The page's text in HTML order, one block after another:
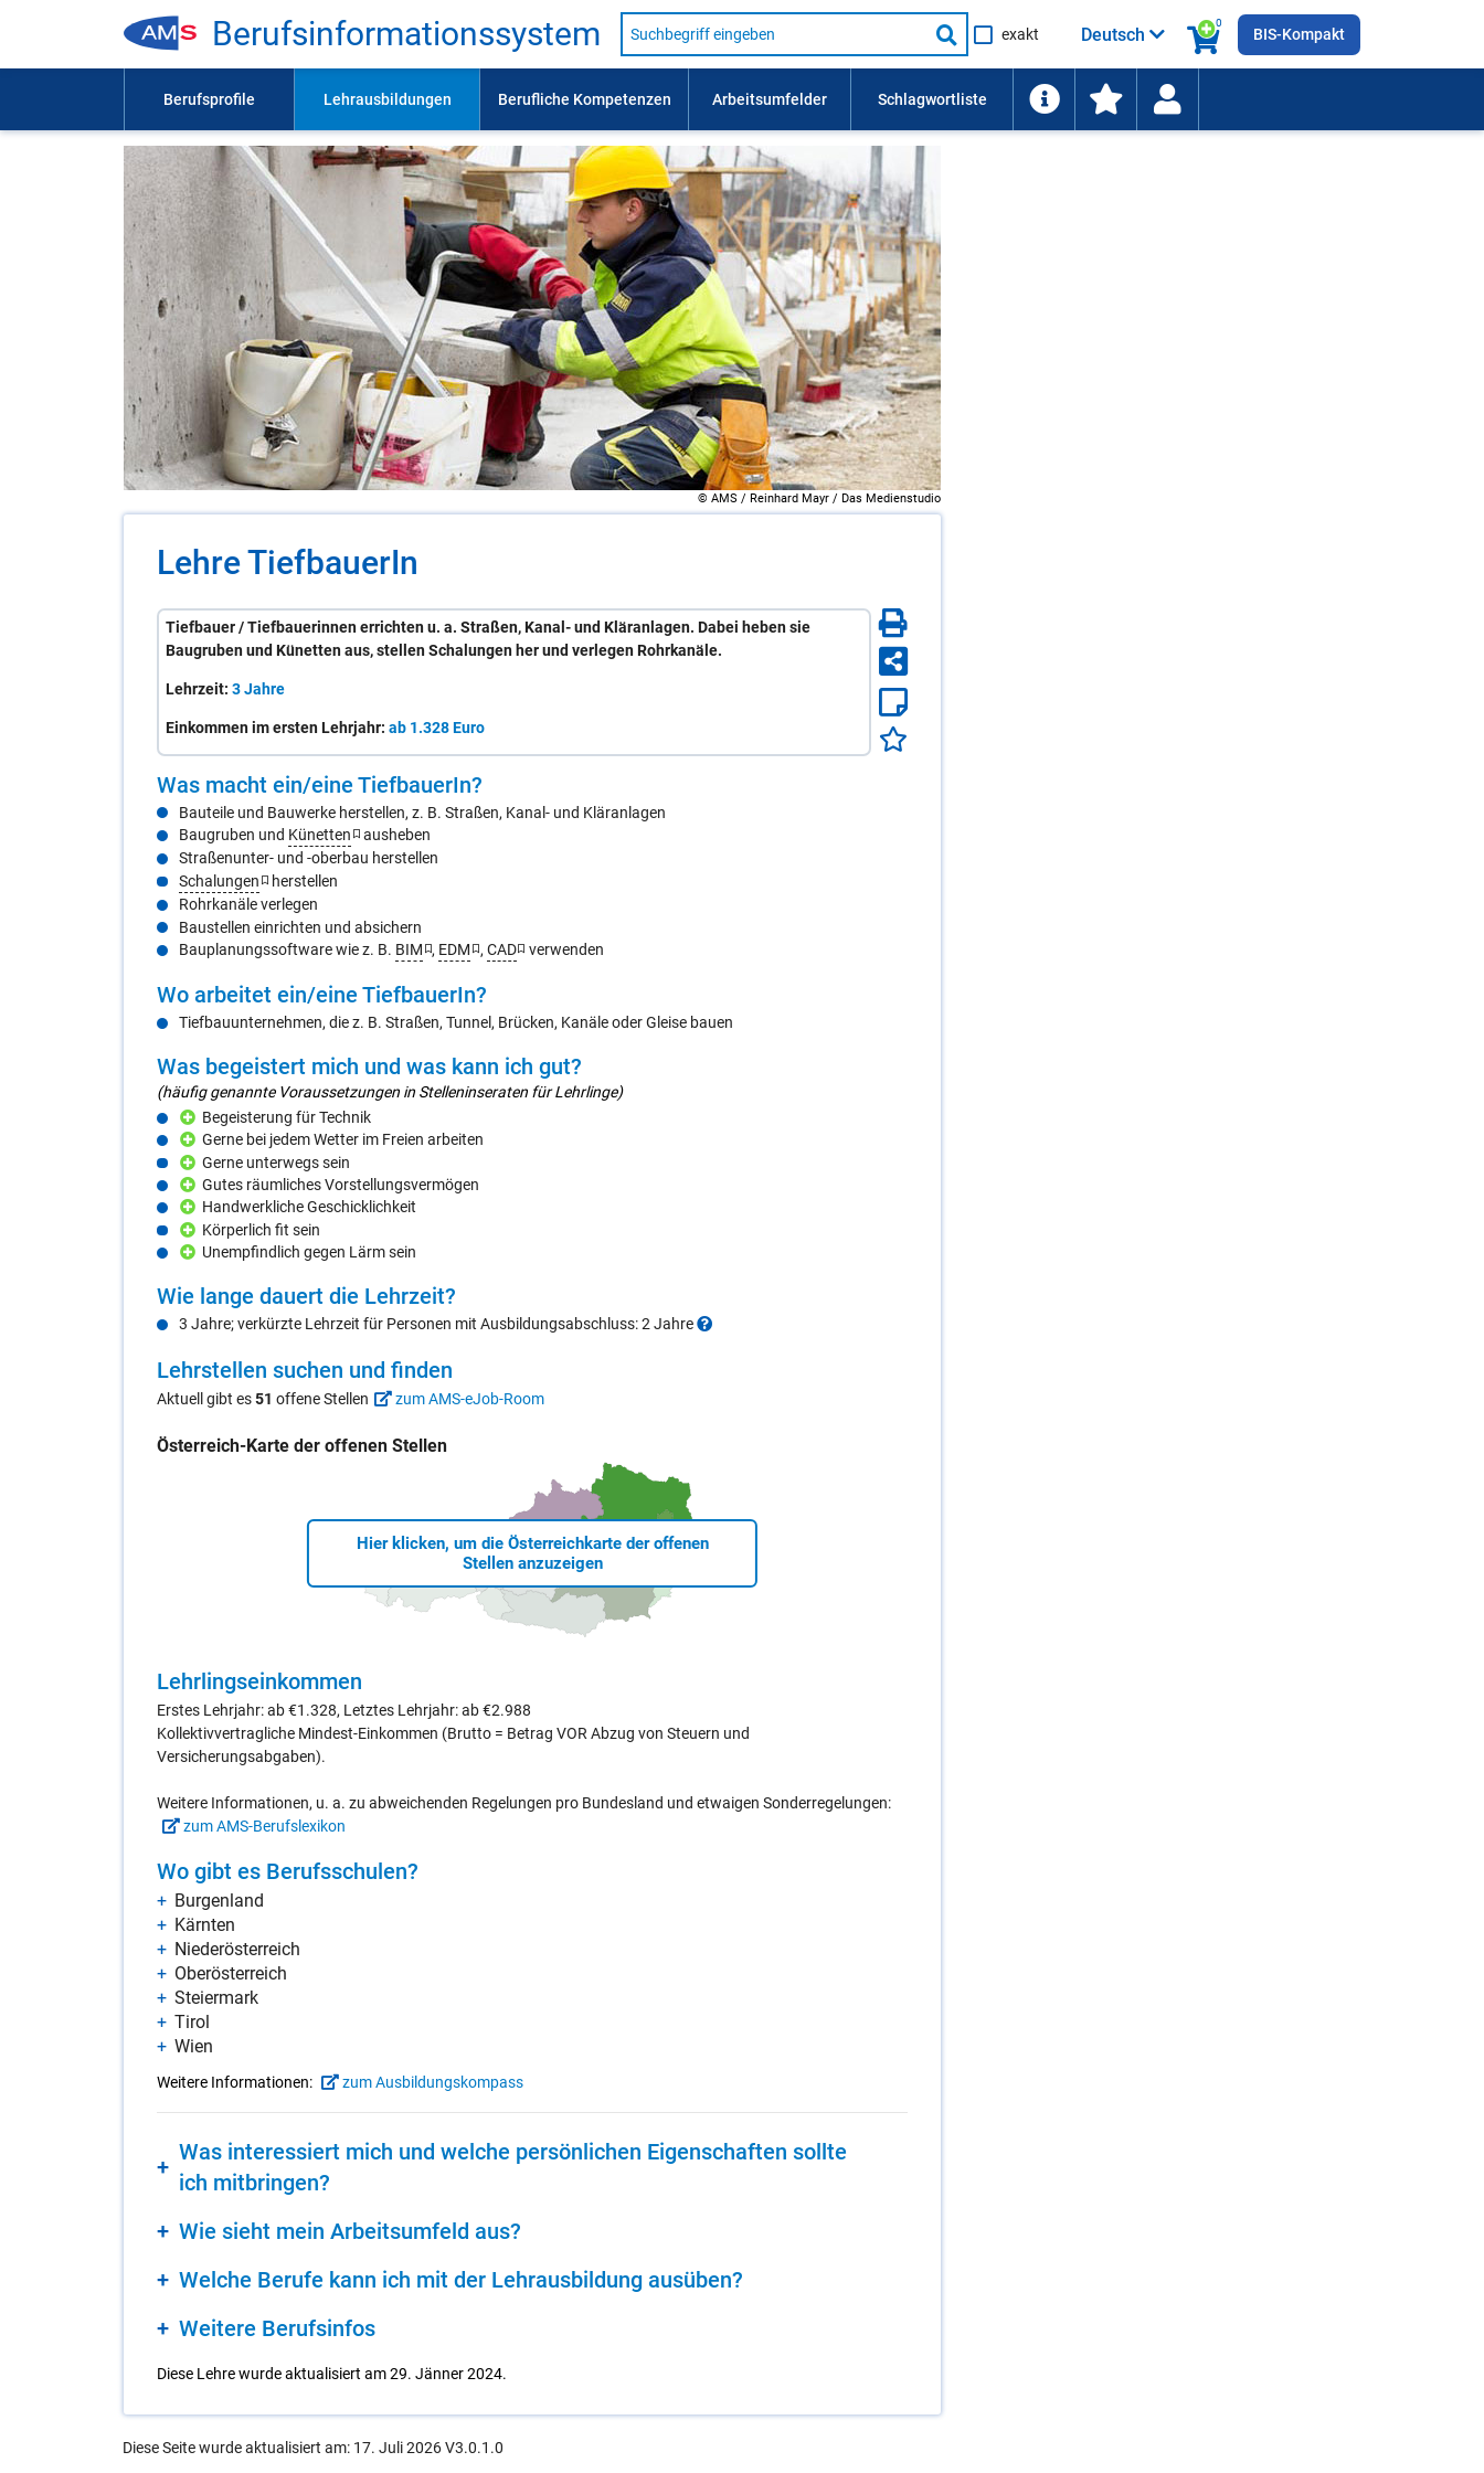
Be­rufs­in­for­ma­ti­ons­sys­tem
Suche
nach
Lehrausbildung,
usw.
Suche
starten
exakt
0
Deutsch BIS-Kompakt
© AMS / Reinhard Mayr / Das Medienstudio
LehreTief­baue­rIn
Tiefbauer / Tiefbauerinnen errichten u. a. Straßen, Kanal- und Kläranlagen. Dabei heben sie
Baugruben und Künetten aus, stellen Schalungen her und verlegen Rohrkanäle.
Lehrzeit: 3 Jahre
Einkommen im ersten Lehrjahr: ab 1.328 Euro
Was macht ein/​eine Tief­baue­rIn?
Bauteile und Bauwerke herstellen, z. B. Straßen, Kanal- und Kläranlagen
Baugruben und Künetten
ausheben
Straßenunter- und -oberbau herstellen
Schalungen
herstellen
Rohrkanäle verlegen
Baustellen einrichten und absichern
Bauplanungssoftware wie z. B. BIM , EDM , CAD verwenden
Wo ar­bei­tet ein/​eine Tief­baue­rIn?
Tiefbauunternehmen, die z. B. Straßen, Tunnel, Brücken, Kanäle oder Gleise bauen
Was be­geis­tert mich und was kann ich gut?
(häufig genannte Voraussetzungen in Stelleninseraten für Lehrlinge)
Begeisterung für Technik
Gerne bei jedem Wetter im Freien arbeiten
Gerne unterwegs sein
Gutes räumliches Vorstellungsvermögen
Handwerkliche Geschicklichkeit
Körperlich fit sein
Unempfindlich gegen Lärm sein
Wie lan­ge dau­ert die Lehr­zeit?
3 Jahre; verkürzte Lehrzeit für Personen mit Ausbildungsabschluss: 2 Jahre
Lehr­stel­len su­chen und fin­den
Aktuell gibt es51 offene Stellen zum AMS-eJob-Room
Öster­reich-Kar­te der of­fe­nen Stel­len
Hier klicken, um die Österreichkarte der offenen
Stellen anzuzeigen
Lehr­lings­ein­kom­men
Erstes Lehrjahr: ab €1.328, Letztes Lehrjahr: ab €2.988
Kollektivvertragliche Mindest-Einkommen (Brutto = Betrag VOR Abzug von Steuern und
Versicherungsabgaben).
Weitere Informationen, u. a. zu abweichenden Regelungen pro Bundesland und etwaigen Sonderregelungen:
zum AMS-Berufslexikon
Wo gibt es Be­rufs­schu­len?
Bur­gen­land
Kärn­ten
Nie­der­ös­ter­reich
Ober­ös­ter­reich
Stei­er­mark
Ti­rol
Wien
Weitere Informationen: zum Ausbildungskompass
Was in­ter­es­siert mich und wel­che per­sön­li­chen Ei­gen­schaf­ten soll­te
ich mit­brin­gen?
Wie sieht mein Ar­beits­um­feld aus?
Wel­che Be­ru­fe kann ich mit der Lehr­aus­bil­dung aus­üben?
Wei­te­re Be­rufs­in­fos
Diese Lehre wurde aktualisiert am 29. Jänner 2024.
Diese Seite wurde aktualisiert am: 17. Juli 2026 V3.0.1.0